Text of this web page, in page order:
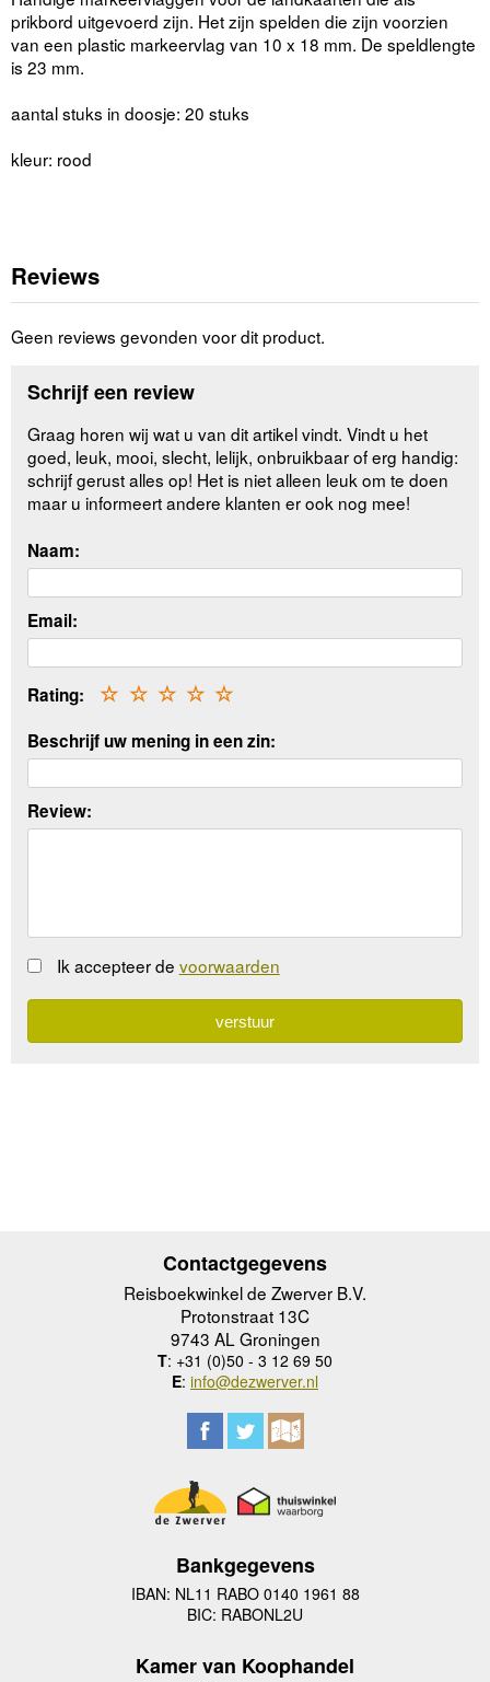
prikbord uitgevoerd zijn. Het zijn spelden die zijn voorzien
van een plastic markeervlag van 10 x 18 mm. De speldlengte
is 23 mm.
aantal stuks in doosje: 20 stuks
kleur: rood
Reviews
Geen reviews gevonden voor dit product.
Schrijf een review
Graag horen wij wat u van dit artikel vindt. Vindt u het
goed, leuk, mooi, slecht, lelijk, onbruikbaar of erg handig:
schrijf gerust alles op! Het is niet alleen leuk om te doen
maar u informeert andere klanten er ook nog mee!
Naam:
Email:
Rating: ☆
☆
☆
☆
☆
Beschrijf uw mening in een zin:
Review:
Ik accepteer de voorwaarden
Contactgegevens
Reisboekwinkel de Zwerver B.V.
Protonstraat 13C
9743 AL Groningen
T: +31 (0)50 - 3 12 69 50
E: info@dezwerver.nl
Bankgegevens
IBAN: NL11 RABO 0140 1961 88
BIC: RABONL2U
Kamer van Koophandel